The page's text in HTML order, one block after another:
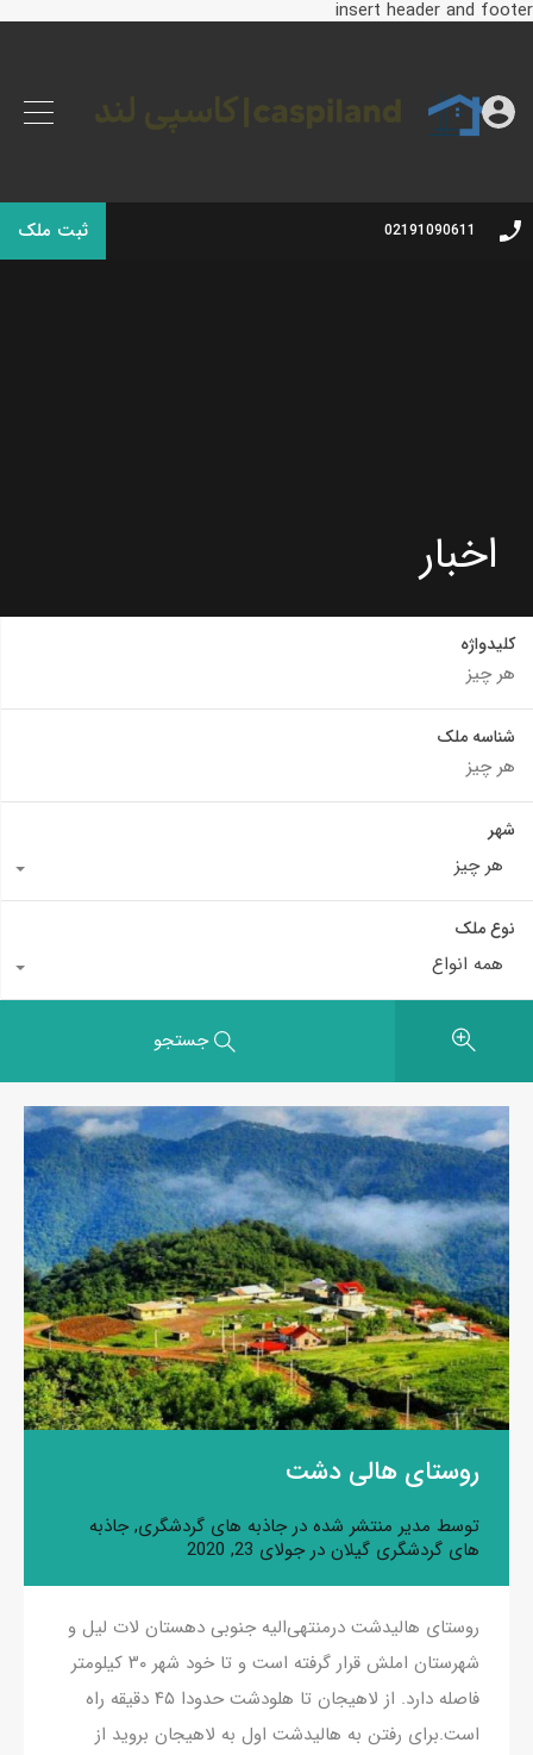
insert header and footer
02191090611 ثبت ملک
اخبار
کلیدواژه
شناسه ملک
شهر
هر چیز
نوع ملک
همه انواع
جستجو
روستای هالی دشت
توسط مدیر منتشر شده درجاذبه های گردشگری,جاذبه
های گردشگری گیلان درجولای 23, 2020
روستای هالیدشت درمنتهی‌الیه جنوبی دهستان لات لیل و
شهرستان املش قرار گرفته است و تا خود شهر ۳۰ کیلومتر
فاصله دارد. از لاهیجان تا هلودشت حدودا ۴۵ دقیقه راه
است.برای رفتن به هالیدشت اول به لاهیجان بروید از